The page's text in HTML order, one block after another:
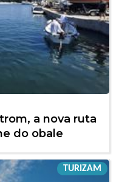
a nova ruta
do obale
TURIZAM